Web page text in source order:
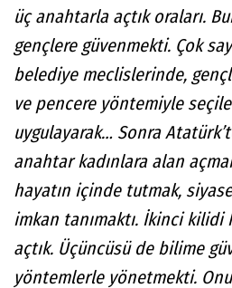
üç anahtarla açtık oraları.
gençlere güvenmekti. Çok
belediye meclislerinde,
ve pencere yöntemiyle
uygulayarak… Sonra
anahtar kadınlara alan
hayatın içinde tutmak,
imkan tanımaktı. İkinci kilidi
açtık. Üçüncüsü de bilime
yöntemlerle yönetmekti.